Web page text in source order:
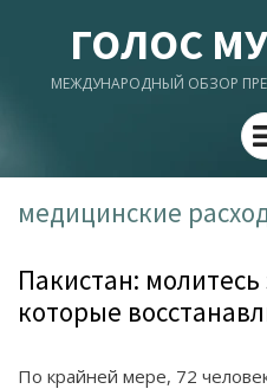
ГОЛОС
МЕЖДУНАРОДНЫЙ ОБЗОР
медицинские
Пакистан: молитесь
которые
По крайней мере, 72